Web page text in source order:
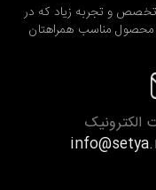
و تجربه زیاد که در
محصول مناسب همراهتان
الکترونیک